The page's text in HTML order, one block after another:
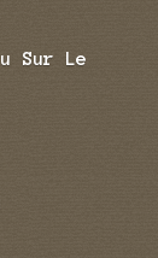
Sur Le